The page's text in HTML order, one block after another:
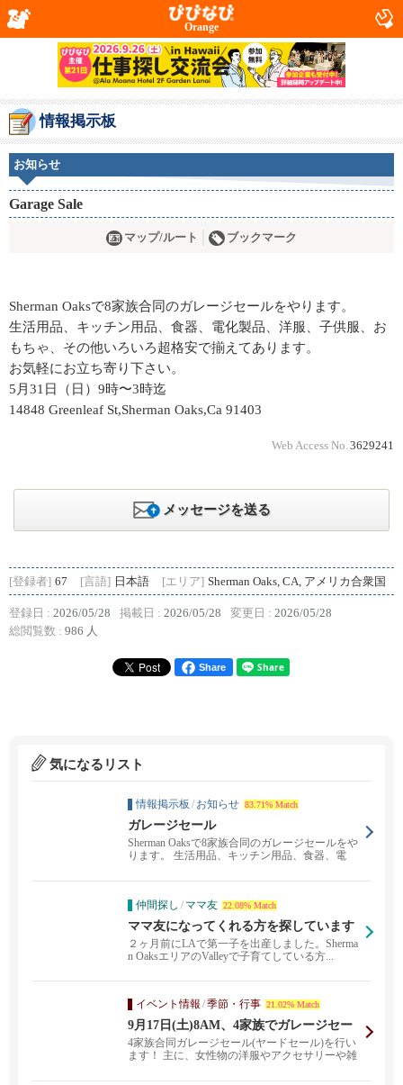
Orange
情報掲示板
お知らせ
Garage Sale
マップ/ルート ブックマーク
Sherman Oaksで8家族合同のガレージセールをやります。
生活用品、キッチン用品、食器、電化製品、洋服、子供服、お
もちゃ、その他いろいろ超格安で揃えてあります。
お気軽にお立ち寄り下さい。
5月31日（日）9時〜3時迄
14848 Greenleaf St,Sherman Oaks,Ca 91403
Web Access No. 3629241
メッセージを送る
[登録者] 67 [言語] 日本語 [エリア] Sherman Oaks, CA, アメリカ合衆国
登録日 : 2026/05/28 掲載日 : 2026/05/28 変更日 : 2026/05/28
総閲覧数 : 986 人
Share
気になるリスト
情報掲示板 / お知らせ 83.71% Match
ガレージセール
Sherman Oaksで8家族合同のガレージセールをや
ります。 生活用品、キッチン用品、食器、電
仲間探し / ママ友 22.08% Match
ママ友になってくれる方を探しています
２ヶ月前にLAで第一子を出産しました。Sherma
n OaksエリアのValleyで子育てしている方...
イベント情報 /季節・行事 21.02% Match
9月17日(土)8AM、4家族でガレージセー
ルを行います！
4家族合同ガレージセール(ヤードセール)を行い
ます！ 主に、女性物の洋服やアクセサリーや雑